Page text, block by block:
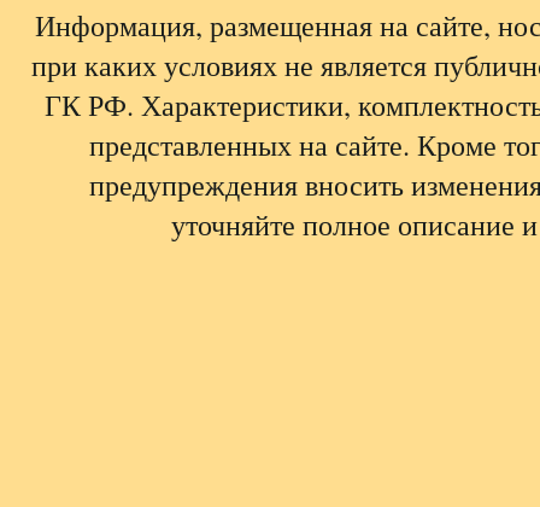
Информация, размещенная на сайте,
при каких условиях не является
ГК РФ. Характеристики,
представленных на сайте. Кроме
предупреждения вносить
уточняйте полное описание